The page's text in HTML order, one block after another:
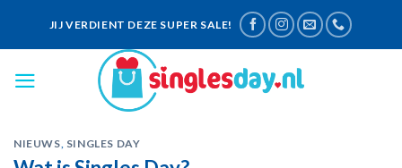
content
JIJ VERDIENT DEZE SUPER SALE!
NIEUWS, SINGLES DAY